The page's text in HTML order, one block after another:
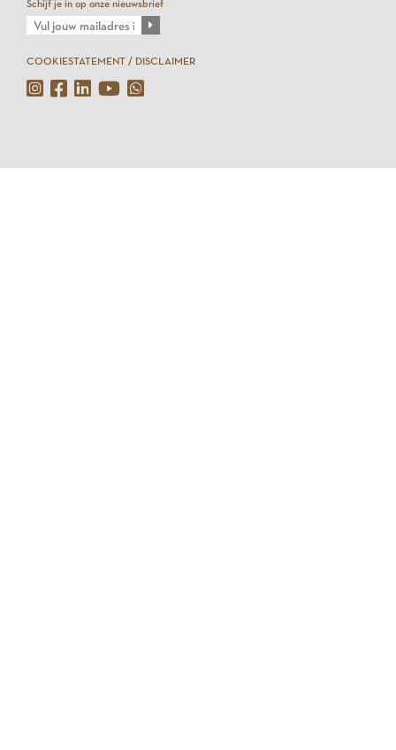
Schijf je in op onze nieuwsbrief
COOKIESTATEMENT / DISCLAIMER